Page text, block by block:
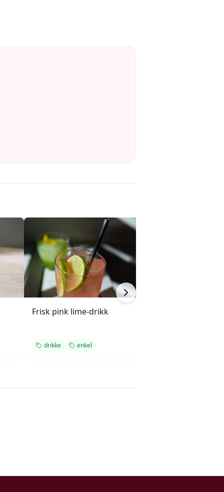
Frisk pink lime-drikk
drikke enkel